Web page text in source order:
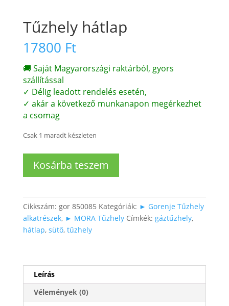
Tűzhely hátlap
17800 Ft
🚚 Saját Magyarországi raktárból, gyors
szállítással
✓ Délig leadott rendelés esetén,
✓ akár a következő munkanapon megérkezhet
a csomag
Csak 1 maradt készleten
hátlap
Kosárba teszem
Cikkszám: gor 850085 Kategóriák: ► Gorenje Tűzhely
alkatrészek, ► MORA Tűzhely Címkék: gáztűzhely,
hátlap, sütő, tűzhely
Leírás
Vélemények (0)